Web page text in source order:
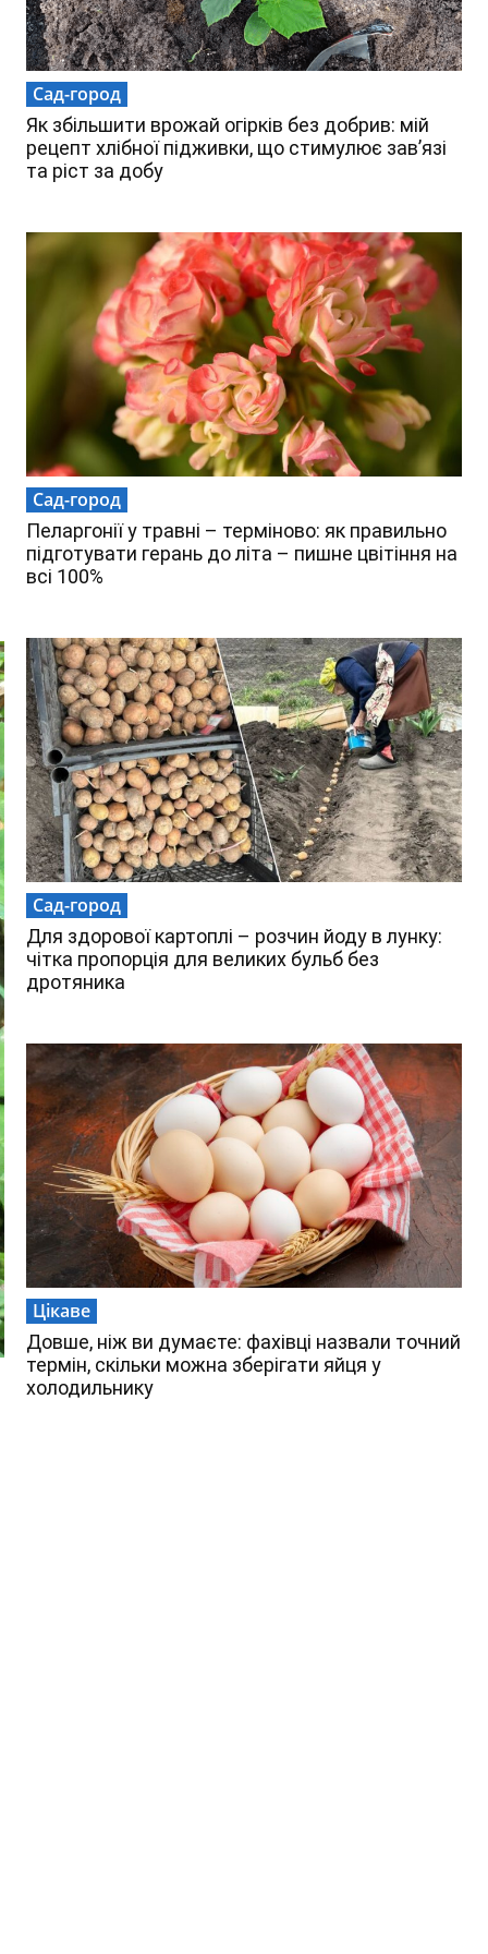
Сад-город
Як збільшити врожай огірків без добрив: мій
рецепт хлібної підживки, що стимулює зав’язі
та ріст за добу
Сад-город
Пеларгонії у травні – терміново: як правильно
підготувати герань до літа – пишне цвітіння на
всі 100%
Сад-город
Для здорової картоплі – розчин йоду в лунку:
чітка пропорція для великих бульб без
дротяника
Цікаве
Довше, ніж ви думаєте: фахівці назвали точний
термін, скільки можна зберігати яйця у
холодильнику